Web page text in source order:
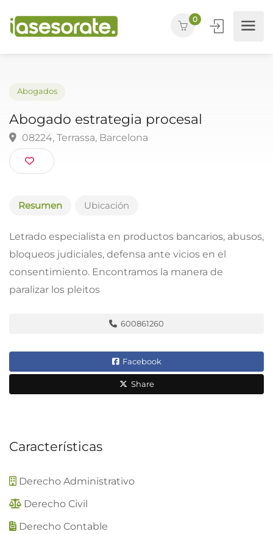
0
Abogado estrategia procesal
08224, Terrassa, Barcelona
Resumen Ubicación
Letrado especialista en productos bancarios, abusos,
bloqueos judiciales, defensa ante vicios en el
consentimiento. Encontramos la manera de
paralizar los pleitos
600861260
Facebook
Share
Características
Derecho Administrativo
Derecho Civil
Derecho Contable